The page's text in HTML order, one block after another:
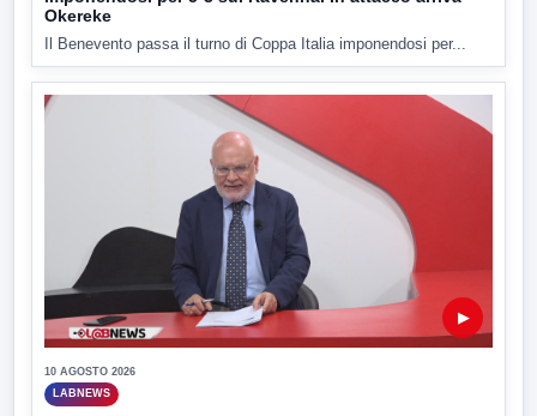
Okereke
Il Benevento passa il turno di Coppa Italia imponendosi per...
▶
10 AGOSTO 2026
LABNEWS